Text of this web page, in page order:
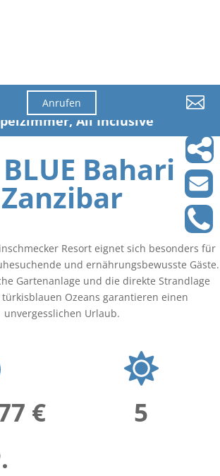
Anrufen 
All Inclusive
Bahari
Zanzibar
Resort eignet sich besonders für
und ernährungsbewusste Gäste.
Gartenanlage und die direkte Strandlage
Ozeans garantieren einen
unvergesslichen Urlaub.
€
5